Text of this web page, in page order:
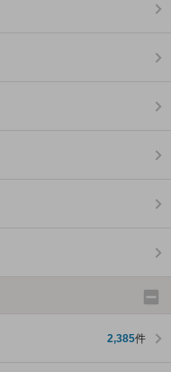
2,385件